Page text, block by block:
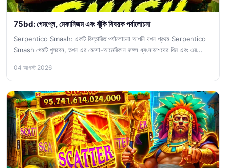
75bd: গেমপ্লে, মেকানিজম এবং ঝুঁকি বিষয়ক পর্যালোচনা
Serpentico Smash: একটি বিস্তারিত পর্যালোচনা আপনি যখন প্রথম Serpentico
Smash গেমটি খুলবেন, তখন এর মেসো-আমেরিকান জঙ্গল ধ্বংসাবশেষের থিম এবং এর...
04 আগস্ট 2026